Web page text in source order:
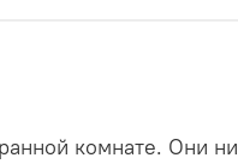
комнате. Они